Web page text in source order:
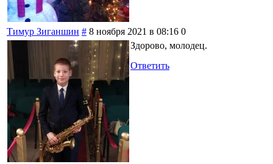
Тимур Зиганшин # 8 ноября 2021 в 08:16 0
Здорово, молодец.
Ответить